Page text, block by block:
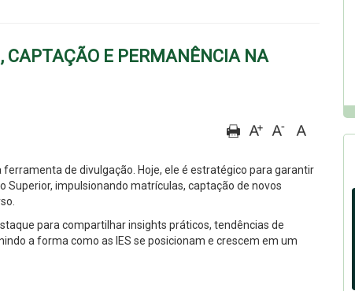
E PERMANÊNCIA NA
de divulgação. Hoje, ele é estratégico para garantir
Superior, impulsionando matrículas, captação de novos
para compartilhar insights práticos, tendências de
a forma como as IES se posicionam e crescem em um